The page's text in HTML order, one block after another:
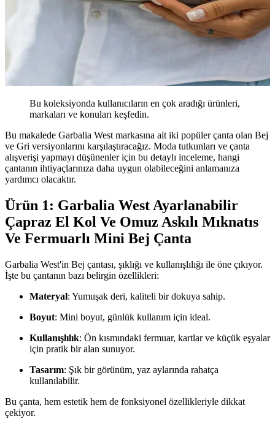
Bu koleksiyonda kullanıcıların en çok aradığı ürünleri,
markaları ve konuları keşfedin.
Bu makalede Garbalia West markasına ait iki popüler çanta olan Bej
ve Gri versiyonlarını karşılaştıracağız. Moda tutkunları ve çanta
alışverişi yapmayı düşünenler için bu detaylı inceleme, hangi
çantanın ihtiyaçlarınıza daha uygun olabileceğini anlamanıza
yardımcı olacaktır.
Ürün 1: Garbalia West Ayarlanabilir
Çapraz El Kol Ve Omuz Askılı Mıknatıs
Ve Fermuarlı Mini Bej Çanta
Garbalia West'in Bej çantası, şıklığı ve kullanışlılığı ile öne çıkıyor.
İşte bu çantanın bazı belirgin özellikleri:
Materyal: Yumuşak deri, kaliteli bir dokuya sahip.
Boyut: Mini boyut, günlük kullanım için ideal.
Kullanışlılık: Ön kısmındaki fermuar, kartlar ve küçük eşyalar
için pratik bir alan sunuyor.
Tasarım: Şık bir görünüm, yaz aylarında rahatça
kullanılabilir.
Bu çanta, hem estetik hem de fonksiyonel özellikleriyle dikkat
çekiyor.